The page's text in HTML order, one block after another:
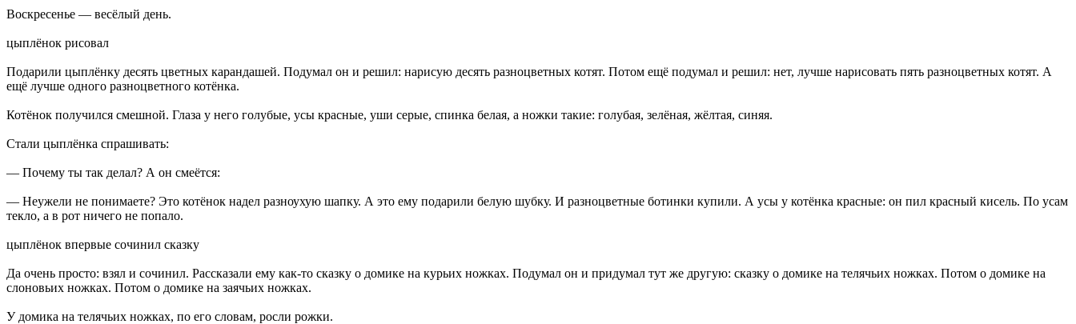
Воскресенье — весёлый день.
цыплёнок рисовал
Подарили цыплёнку десять цветных карандашей. Подумал он и решил: нарисую десять разноцветных котят. Потом ещё подумал и решил: нет, лучше нарисовать пять разноцветных котят. А
ещё лучше одного разноцветного котёнка.
Котёнок получился смешной. Глаза у него голубые, усы красные, уши серые, спинка белая, а ножки такие: голубая, зелёная, жёлтая, синяя.
Стали цыплёнка спрашивать:
— Почему ты так делал? А он смеётся:
— Неужели не понимаете? Это котёнок надел разноухую шапку. А это ему подарили белую шубку. И разноцветные ботинки купили. А усы у котёнка красные: он пил красный кисель. По усам
текло, а в рот ничего не попало.
цыплёнок впервые сочинил сказку
Да очень просто: взял и сочинил. Рассказали ему как-то сказку о домике на курьих ножках. Подумал он и придумал тут же другую: сказку о домике на телячьих ножках. Потом о домике на
слоновьих ножках. Потом о домике на заячьих ножках.
У домика на телячьих ножках, по его словам, росли рожки.